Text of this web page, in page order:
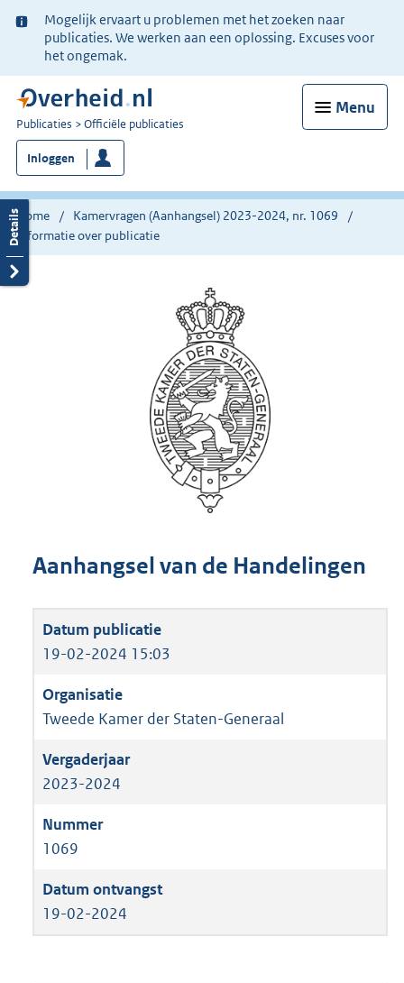
Ter
informatie:
Mogelijk ervaart u problemen met het zoeken naar
publicaties. We werken aan een oplossing. Excuses voor
het ongemak.
Menu
U
bent
nu
hier:
Publicaties Officiële publicaties
Inloggen
Home
Kamervragen (Aanhangsel) 2023-2024, nr. 1069
Informatie over publicatie
Aanhangsel van de Handelingen
19-02-2024 15:03
Tweede Kamer der Staten-Generaal
2023-2024
1069
19-02-2024